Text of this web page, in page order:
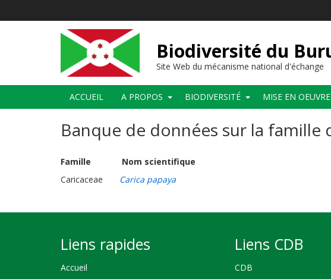
Biodiversité du
Site Web du mécanisme national d'échange
Main
navigation
ACCUEIL A PROPOS BIODIVERSITÉ MISE EN OEUVRE
Banque de données sur la famille
Famille Nom scientifique
Caricaceae Carica papaya
Liens rapides
Accueil
Liens CDB
CDB